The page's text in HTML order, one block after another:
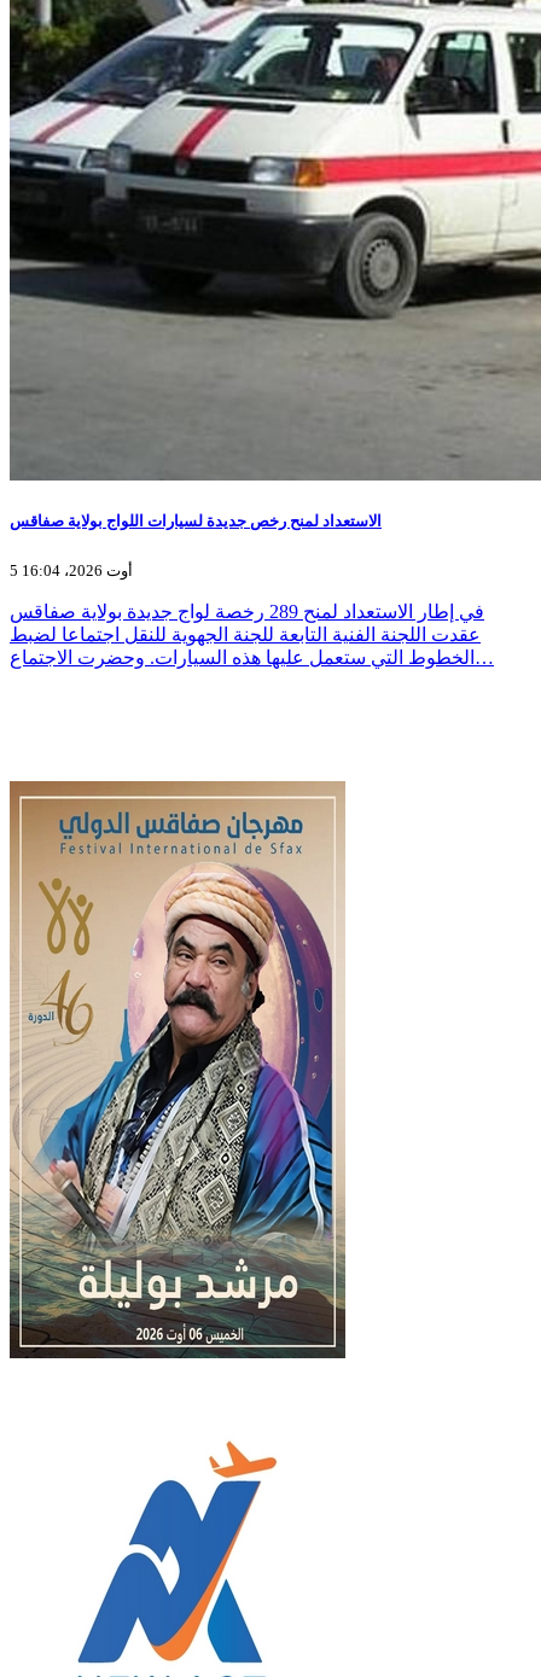
الاستعداد لمنح رخص جديدة لسيارات اللواج بولاية صفاقس
5 أوت 2026، 16:04
في إطار الاستعداد لمنح 289 رخصة لواج جديدة بولاية صفاقس
عقدت اللجنة الفنية التابعة للجنة الجهوية للنقل اجتماعا لضبط
الخطوط التي ستعمل عليها هذه السيارات. وحضرت الاجتماع…